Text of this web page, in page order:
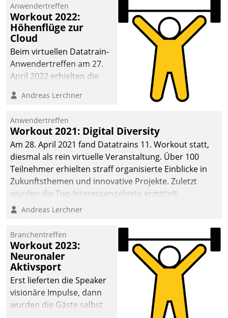
Mammutprojekte
meistern und Workloads
wuppen – bei zunehmend
anspruchsvollen
Aufgaben und
abnehmendem
Anwendertreffen
Workout 2022:
Höhenflüge zur
Cloud
Beim virtuellen Datatrain-
Anwendertreffen am 27.
April 2022 erhielten die
Teilnehmer kurzweilige
Cloud-Strategien und -
Lösungen mit hohem
Zukunftspotenzial.
Andreas Lerchner
Anwendertreffen
Workout 2021: Digital Diversity
Am 28. April 2021 fand Datatrains 11. Workout statt,
diesmal als rein virtuelle Veranstaltung. Über 100
Teilnehmer erhielten straff organisierte Einblicke in
Zukunftsthemen und innovative Projekte. Zuletzt
wurden die Top-Interessengebiete ermittelt.
Andreas Lerchner
Branchentreffen
Workout 2023:
Neuronaler
Aktivsport
Erst lieferten die Speaker
visionäre Impulse, dann
wurden die Gäste selbst